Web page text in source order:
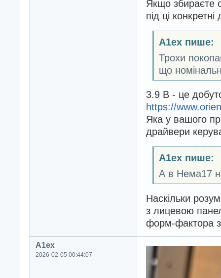
Якщо збираєте
під ці конкретні
A1ex пише:
Трохи
що
3.9 В - це
https://
Яка у вашого
драйвери
A1ex пише:
А в Нема17
Наскільки
з лицевою
форм-фактора з
A1ex
2026-02-05 00:44:07